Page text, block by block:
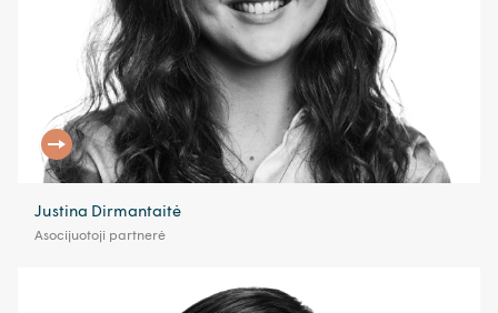
Justina Dirmantaitė
Asocijuotoji partnerė